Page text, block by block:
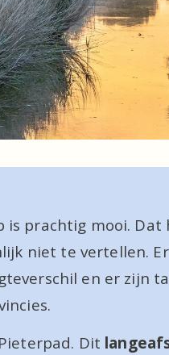
is prachtig mooi. Dat
niet te vertellen.
en er zijn
Dit